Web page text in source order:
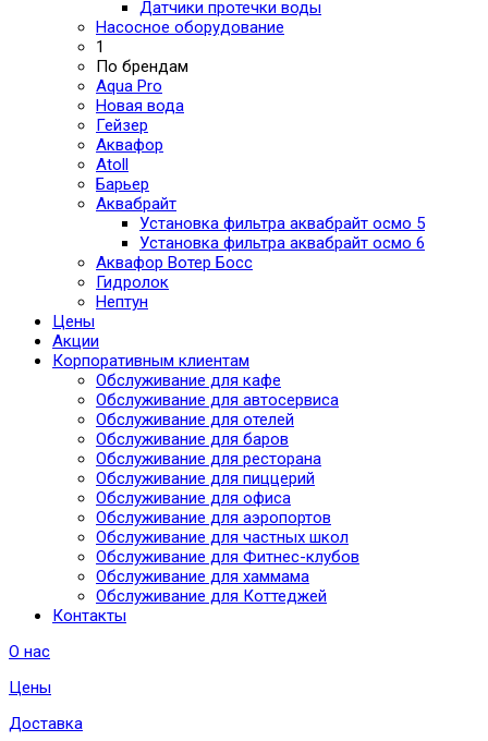
Датчики протечки воды
Насосное оборудование
1
По брендам
Aqua Pro
Новая вода
Гейзер
Аквафор
Atoll
Барьер
Аквабрайт
Установка фильтра аквабрайт осмо 5
Установка фильтра аквабрайт осмо 6
Аквафор Вотер Босс
Гидролок
Нептун
Цены
Акции
Корпоративным клиентам
Обслуживание для кафе
Обслуживание для автосервиса
Обслуживание для отелей
Обслуживание для баров
Обслуживание для ресторана
Обслуживание для пиццерий
Обслуживание для офиса
Обслуживание для аэропортов
Обслуживание для частных школ
Обслуживание для Фитнес-клубов
Обслуживание для хаммама
Обслуживание для Коттеджей
Контакты
О нас
Цены
Доставка